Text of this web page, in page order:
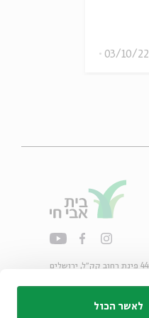
לאשר הכול
03/10/22